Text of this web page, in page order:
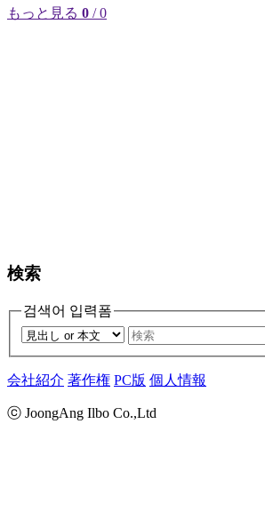
もっと見る 0 / 0
検索
검색어 입력폼
会社紹介 著作権 PC版 個人情報
ⓒ JoongAng Ilbo Co.,Ltd